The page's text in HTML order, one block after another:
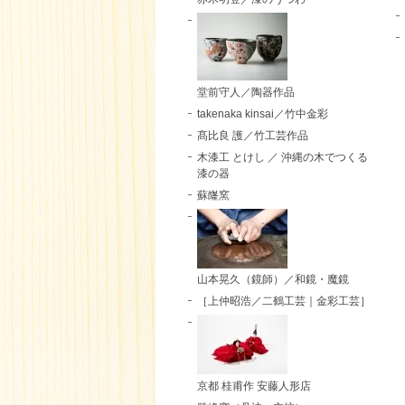
堂前守人／陶器作品
takenaka kinsai／竹中金彩
髙比良 護／竹工芸作品
木漆工 とけし ／ 沖縄の木でつくる
漆の器
蘇嶐窯
山本晃久（鏡師）／和鏡・魔鏡
［上仲昭浩／二鶴工芸｜金彩工芸］
京都 桂甫作 安藤人形店